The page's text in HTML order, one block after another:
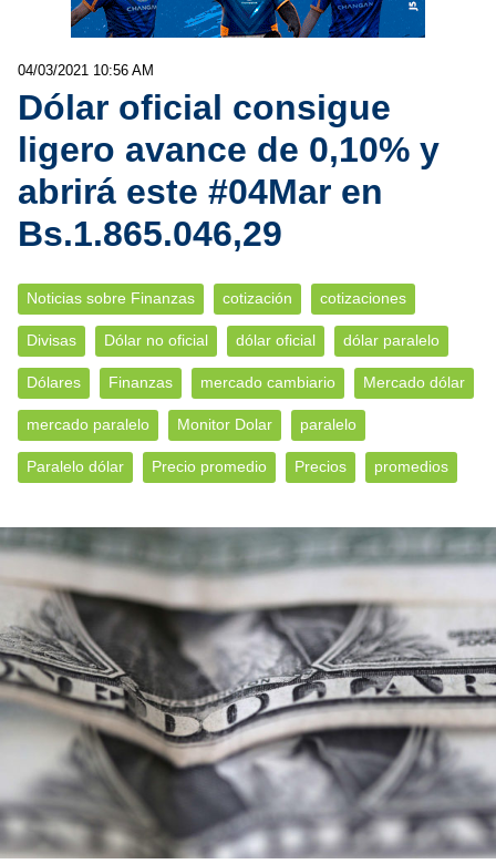
04/03/2021 10:56 AM
Dólar oficial consigue
ligero avance de 0,10% y
abrirá este #04Mar en
Bs.1.865.046,29
Noticias sobre Finanzas cotización cotizaciones
Divisas Dólar no oficial dólar oficial dólar paralelo
Dólares Finanzas mercado cambiario Mercado dólar
mercado paralelo Monitor Dolar paralelo
Paralelo dólar Precio promedio Precios promedios